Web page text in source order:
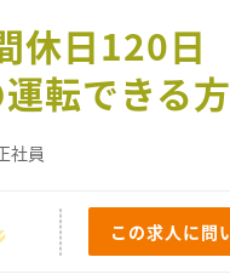
休日120
転できる
社員
この求人に問